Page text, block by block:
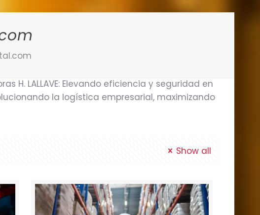
LALLAVE: Elevando eficiencia y seguridad en
la logística empresarial, maximizando
Show all